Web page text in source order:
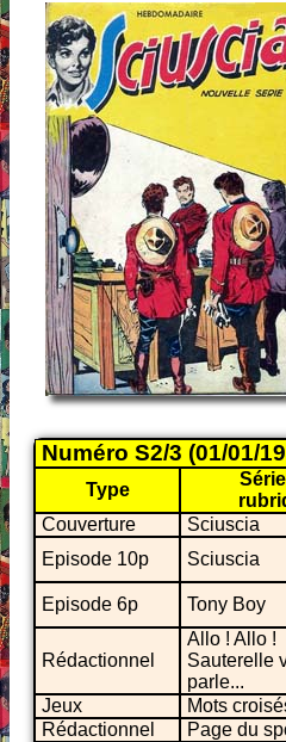
Numéro S2/3 (01/01/
Type
Couverture
Sciuscia
Episode 10p
Sciuscia
Episode 6p Tony Boy
Rédactionnel
Allo ! Allo !
Sauterelle
parle...
Jeux
Mots
Rédactionnel
Page du